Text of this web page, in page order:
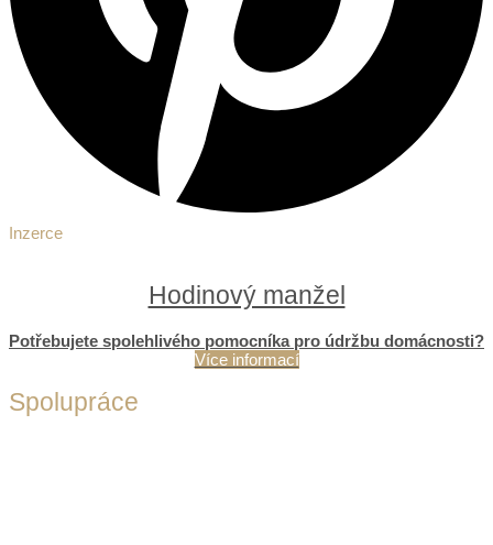
Inzerce
Hodinový manžel
Potřebujete spolehlivého pomocníka pro údržbu domácnosti?
Více informací
Spolupráce